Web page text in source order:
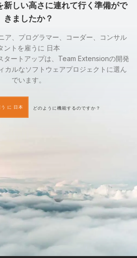
新しい高さに連れて行く準備がで
きましたか？
ア、プログラマー、コーダー、コンサル
ントを雇うに 日本
タートアップは、Team Extensionの開発
カルなソフトウェアプロジェクトに選ん
でいます。
に 日本 どのように機能するのですか？